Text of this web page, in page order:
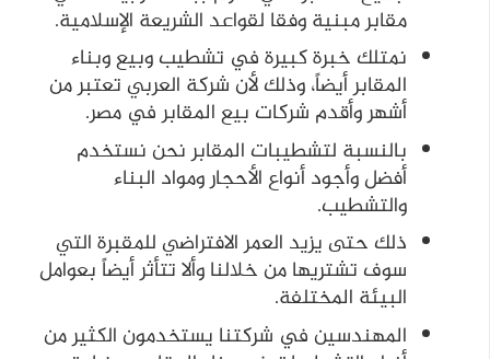
مقابر مبنية وفقا لقواعد الشريعة الإسلامية.
نمتلك خبرة كبيرة في تشطيب وبيع وبناء
المقابر أيضاً، وذلك لأن شركة العربي تعتبر من
أشهر وأقدم شركات بيع المقابر في مصر.
بالنسبة لتشطيبات المقابر نحن نستخدم
أفضل وأجود أنواع الأحجار ومواد البناء
والتشطيب.
ذلك حتى يزيد العمر الافتراضي للمقبرة التي
سوف تشتريها من خلالنا وألا تتأثر أيضاً بعوامل
البيئة المختلفة.
المهندسين في شركتنا يستخدمون الكثير من